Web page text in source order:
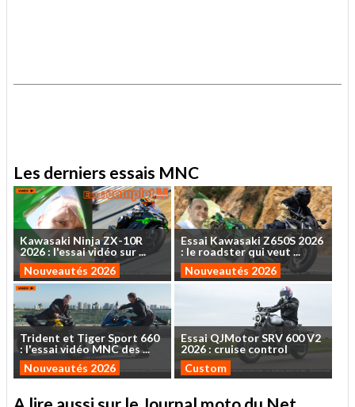
Les derniers essais MNC
Kawasaki NinjaZX-10R
2026: l'essaividéo sur...
Nouveautés 2026
Essai Kawasaki Z650S 2026
: le roadsterquiveut ...
Nouveautés 2026
Trident et TigerSport 660
: l'essaividéo MNCdes...
Nouveautés 2026
EssaiQJMotorSRV 600V2
2026 : cruise control
Custom